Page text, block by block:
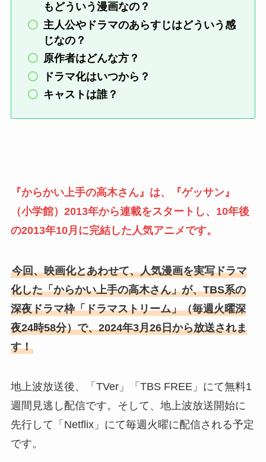
もどういう漫画なの？
主人公やドラマのあらすじはどういう感
じなの？
原作者はどんな方？
ドラマ化はいつから？
キャストは誰？
『からかい上手の高木さん』は、『ゲッサン』
（小学館）2013年から連載をスタートし、10年後
の2013年10月に完結した人気アニメです。
今回、映画化とあわせて、人気漫画を実写ドラマ
化した「からかい上手の高木さん」が、TBS系の
深夜ドラマ枠「ドラマストリーム」（毎週火曜深
夜24時58分）で、2024年3月26日から放送されま
す！
地上波放送後、「TVer」「TBS FREE」にて無料1
週間見逃し配信です。そして、地上波放送開始に
先行して「Netflix」にて毎週火曜に配信される予定
です。